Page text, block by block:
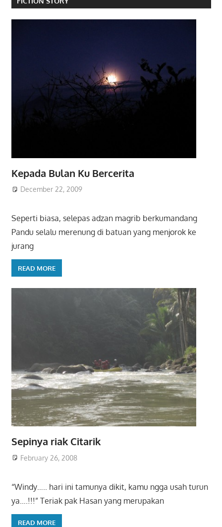
Kepada Bulan Ku Bercerita
December 22, 2009
Seperti biasa, selepas adzan magrib berkumandang
Pandu selalu merenung di batuan yang menjorok ke
jurang
READ MORE
Sepinya riak Citarik
February 26, 2008
“Windy….. hari ini tamunya dikit, kamu ngga usah turun
ya….!!!” Teriak pak Hasan yang merupakan
READ MORE